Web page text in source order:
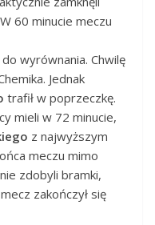
60 minucie meczu
wyrównania. Chwilę
Jednak
trafił w poprzeczkę.
mieli w 72 minucie,
z najwyższym
meczu mimo
zdobyli bramki,
zakończył się